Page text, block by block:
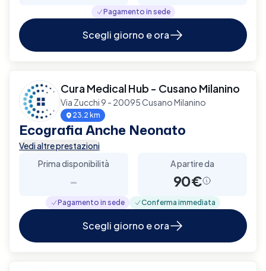
Pagamento in sede
Scegli giorno e ora
Cura Medical Hub - Cusano Milanino
Via Zucchi 9 - 20095 Cusano Milanino
23.2 km
Ecografia Anche Neonato
Vedi altre prestazioni
Prima disponibilità
-
A partire da
90€
Pagamento in sede Conferma immediata
Scegli giorno e ora